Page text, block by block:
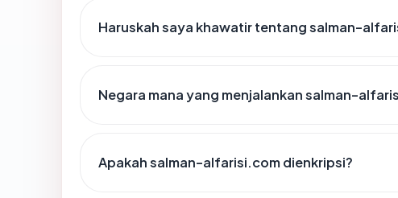
Haruskah saya khawatir tentang salman-
Negara mana yang menjalankan salman-
Apakah salman-alfarisi.com dienkripsi?